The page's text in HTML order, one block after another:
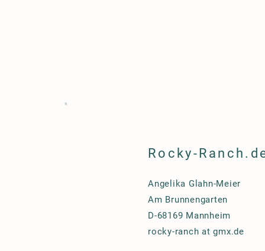
Rocky-
Angelika Glahn-Meier
Am Brunnengarten
D-68169 Mannheim
rocky-ranch at gmx.de